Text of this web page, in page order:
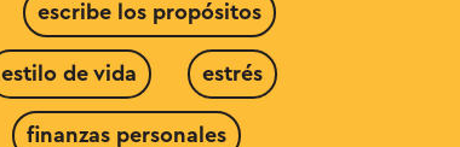
escribe los propósitos
estilo de vida estrés
finanzas personales